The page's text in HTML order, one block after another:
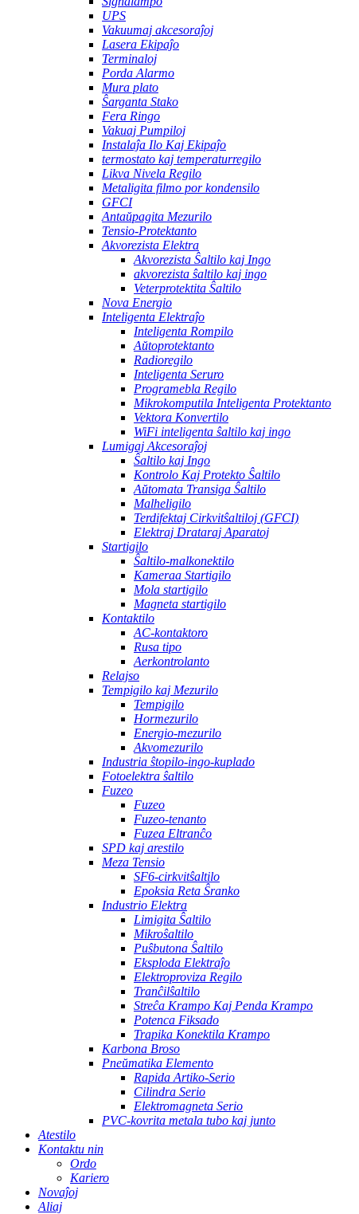
UPS
Vakuumaj akcesoraĵoj
Lasera Ekipaĵo
Terminaloj
Porda Alarmo
Mura plato
Ŝarganta Stako
Fera Ringo
Vakuaj Pumpiloj
Instalaĵa Ilo Kaj Ekipaĵo
termostato kaj temperaturregilo
Likva Nivela Regilo
Metaligita filmo por kondensilo
GFCI
Antaŭpagita Mezurilo
Tensio-Protektanto
Akvorezista Elektra
Akvorezista Ŝaltilo kaj Ingo
akvorezista ŝaltilo kaj ingo
Veterprotektita Ŝaltilo
Nova Energio
Inteligenta Elektraĵo
Inteligenta Rompilo
Aŭtoprotektanto
Radioregilo
Inteligenta Seruro
Programebla Regilo
Mikrokomputila Inteligenta Protektanto
Vektora Konvertilo
WiFi inteligenta ŝaltilo kaj ingo
Lumigaj Akcesoraĵoj
Ŝaltilo kaj Ingo
Kontrolo Kaj Protekto Ŝaltilo
Aŭtomata Transiga Ŝaltilo
Malheligilo
Terdifektaj Cirkvitŝaltiloj (GFCI)
Elektraj Drataraj Aparatoj
Startigilo
Ŝaltilo-malkonektilo
Kameraa Startigilo
Mola startigilo
Magneta startigilo
Kontaktilo
AC-kontaktoro
Rusa tipo
Aerkontrolanto
Relajso
Tempigilo kaj Mezurilo
Tempigilo
Hormezurilo
Energio-mezurilo
Akvomezurilo
Industria ŝtopilo-ingo-kuplado
Fotoelektra ŝaltilo
Fuzeo
Fuzeo
Fuzeo-tenanto
Fuzea Eltranĉo
SPD kaj arestilo
Meza Tensio
SF6-cirkvitŝaltilo
Epoksia Reta Ŝranko
Industrio Elektra
Limigita Ŝaltilo
Mikroŝaltilo
Puŝbutona Ŝaltilo
Eksploda Elektraĵo
Elektroproviza Regilo
Tranĉilŝaltilo
Streĉa Krampo Kaj Penda Krampo
Potenca Fiksado
Trapika Konektila Krampo
Karbona Broso
Pneŭmatika Elemento
Rapida Artiko-Serio
Cilindra Serio
Elektromagneta Serio
PVC-kovrita metala tubo kaj junto
Atestilo
Kontaktu nin
Ordo
Kariero
Novaĵoj
Aliaj